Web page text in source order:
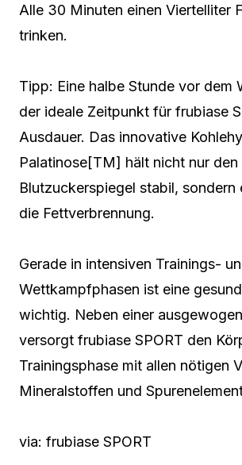
Alle 30 Minuten einen Viertelliter
trinken.
Tipp: Eine halbe Stunde vor dem
der ideale Zeitpunkt für frubiase
Ausdauer. Das innovative
Palatinose[TM] hält nicht nur den
Blutzuckerspiegel stabil, sondern
die Fettverbrennung.
Gerade in intensiven Trainings-
Wettkampfphasen ist eine
wichtig. Neben einer
versorgt frubiase SPORT den
Trainingsphase mit allen nötigen
Mineralstoffen und
via: frubiase SPORT